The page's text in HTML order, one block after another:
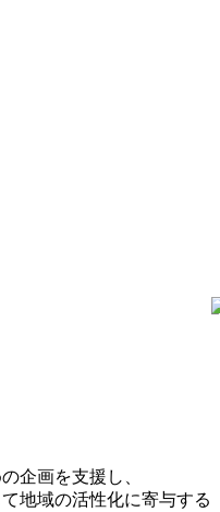
企画を支援し、
地域の活性化に寄与する